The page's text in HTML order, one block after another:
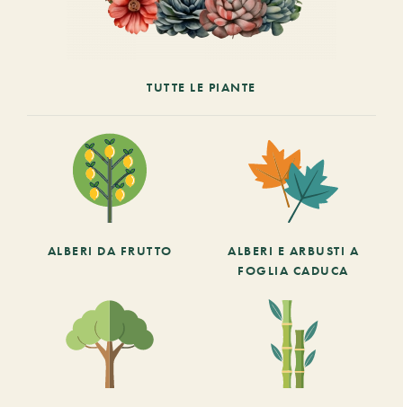
TUTTE LE PIANTE
ALBERI DA FRUTTO
ALBERI E ARBUSTI A
FOGLIA CADUCA